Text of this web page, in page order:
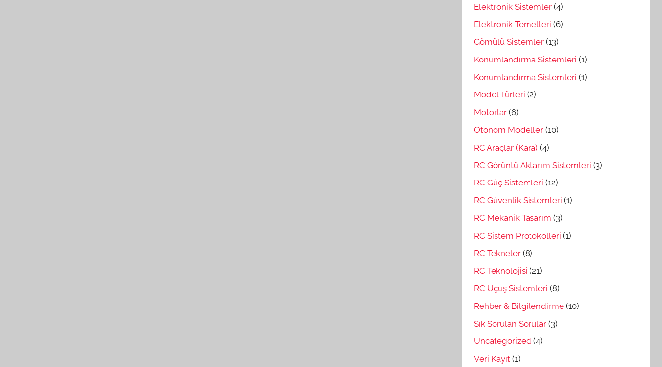
Elektronik Sistemler (4)
Elektronik Temelleri (6)
Gömülü Sistemler (13)
Konumlandırma Sistemleri (1)
Konumlandırma Sistemleri (1)
Model Türleri (2)
Motorlar (6)
Otonom Modeller (10)
RC Araçlar (Kara) (4)
RC Görüntü Aktarım Sistemleri (3)
RC Güç Sistemleri (12)
RC Güvenlik Sistemleri (1)
RC Mekanik Tasarım (3)
RC Sistem Protokolleri (1)
RC Tekneler (8)
RC Teknolojisi (21)
RC Uçuş Sistemleri (8)
Rehber & Bilgilendirme (10)
Sık Sorulan Sorular (3)
Uncategorized (4)
Veri Kayıt (1)